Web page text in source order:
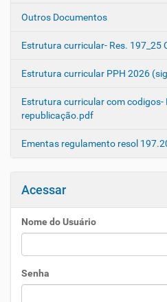
Outros Documentos
Estrutura curricular- Res. 197_25
Estrutura curricular PPH 2026
Estrutura curricular com codigos-
republicação.pdf
Ementas regulamento resol
Acessar
Nome do Usuário
Senha